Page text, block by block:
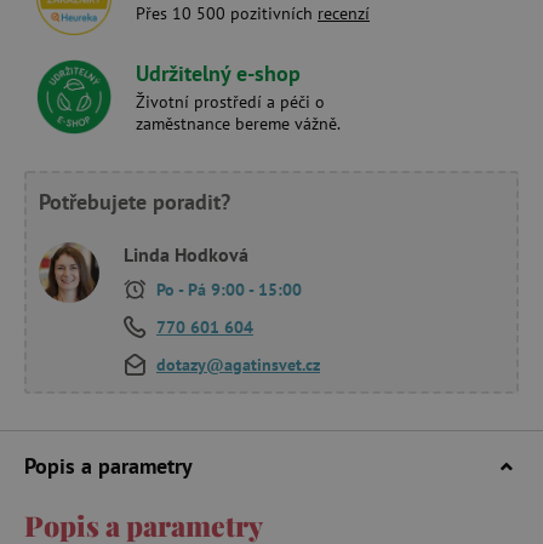
Přes 10 500 pozitivních recenzí
Udržitelný e-shop
Životní prostředí a péči o
zaměstnance bereme vážně.
Potřebujete poradit?
Linda Hodková
Po - Pá 9:00 - 15:00
770 601 604
dotazy@agatinsvet.cz
Popis a parametry
Popis a parametry